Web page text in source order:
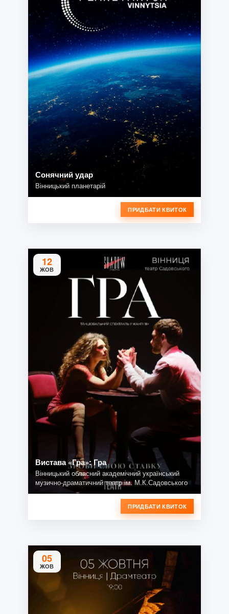
Сонячний удар
Вінницький планетарій
ПРИДБАТИ КВИТОК
12
ЖОВ
Вистава «Гра»: Гра
Вінницький обласний академічний український
музично-драматичний театр ім. М.К.Садовського
ПРИДБАТИ КВИТОК
05
ЖОВ